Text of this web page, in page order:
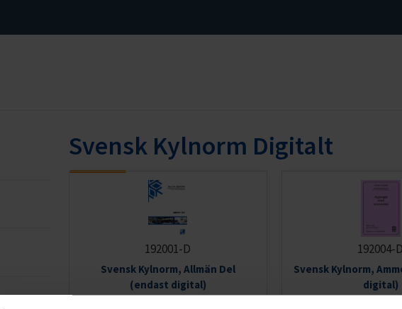
Svensk Kylnorm Digitalt
192001-D
Svensk Kylnorm, Allmän Del
(endast digital)
192004-D
Svensk Kylnorm,
digital)